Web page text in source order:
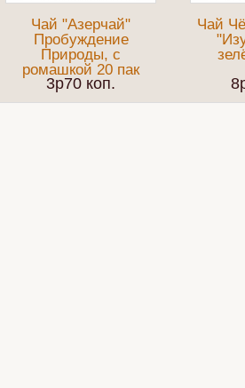
Чай "Азерчай"
Пробуждение
Природы, с
ромашкой 20 пак
3p70 коп.
Чай